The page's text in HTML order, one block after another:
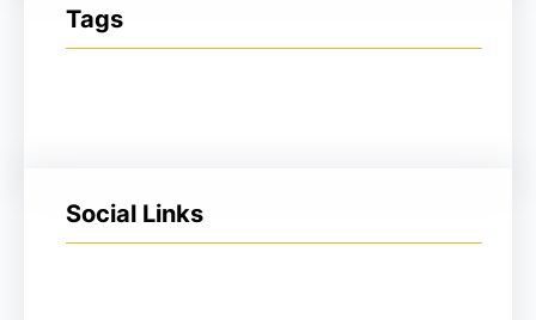
Tags
Social Links